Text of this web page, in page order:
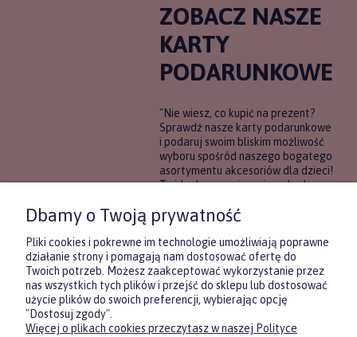
ZOBACZ NASZE
KARTY
PODARUNKOWE
"Nie wiesz, co kupić na prezent?
Sprawdź nasze karty podarunkowe
i podaruj swoim bliskim możliwość
wyboru spośród naszego bogatego
asortymentu akcesoriów dla dzieci!
To idealne rozwiązanie, gdy chcesz
pewności, co będzie najbardziej
trafione.
DOWIEDZ SIĘ WIĘCEJ
Dbamy o Twoją prywatność
Pliki cookies i pokrewne im technologie umożliwiają poprawne
działanie strony i pomagają nam dostosować ofertę do
Twoich potrzeb. Możesz zaakceptować wykorzystanie przez
nas wszystkich tych plików i przejść do sklepu lub dostosować
użycie plików do swoich preferencji, wybierając opcję
"Dostosuj zgody".
Więcej o plikach cookies przeczytasz w naszej Polityce